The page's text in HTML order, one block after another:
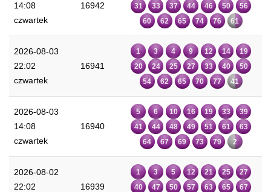
14:08
czwartek
16942
31
33 37 44 46 50
56
60
62 65 74 76 61
2026-08-03
22:02
czwartek
16941
1 3 4 9 12 14
19
20
24 25 27 33 40
50
54
62 65 70 77 41
2026-08-03
14:08
czwartek
16940
5 6 10 16 19 33
39
41
44 48 49 51 61
63
64
67 69 73 79 2
2026-08-02
22:02
16939
1 3 5 12 21 25
27
40
47 50 57 63 65
67